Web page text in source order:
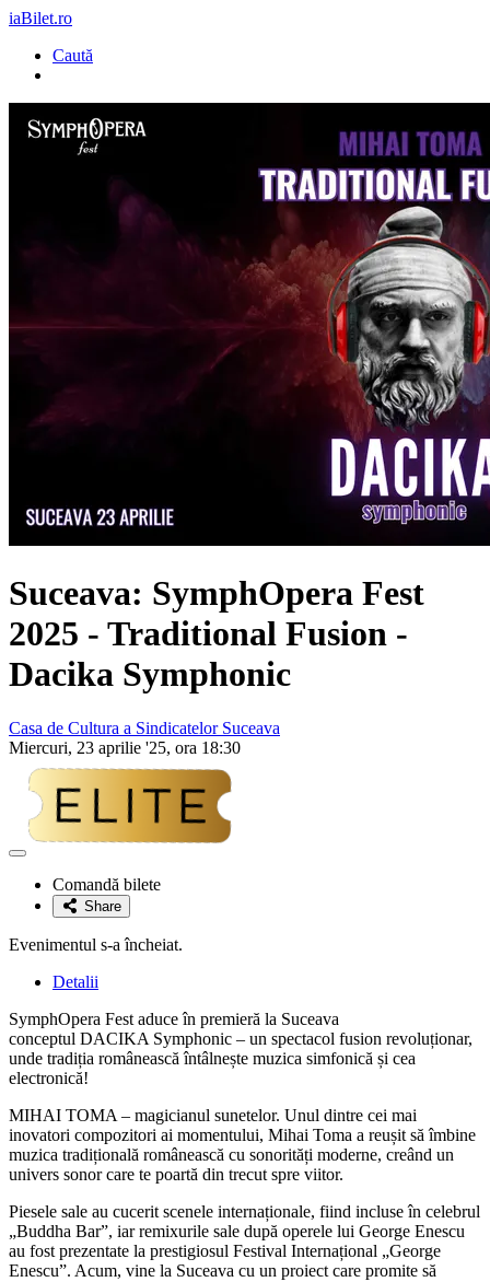
iaBilet.ro
Caută
Suceava: SymphOpera Fest
2025 - Traditional Fusion -
Dacika Symphonic
Casa de Cultura a Sindicatelor Suceava
Miercuri, 23 aprilie '25, ora 18:30
Adaugă
favoriteComandă bilete
Share
Evenimentul s-a încheiat.
Detalii
SymphOpera Fest aduce în premieră la Suceava
conceptul DACIKA Symphonic – un spectacol fusion revoluționar,
unde tradiția românească întâlnește muzica simfonică și cea
electronică!
MIHAI TOMA – magicianul sunetelor. Unul dintre cei mai
inovatori compozitori ai momentului, Mihai Toma a reușit să îmbine
muzica tradițională românească cu sonorități moderne, creând un
univers sonor care te poartă din trecut spre viitor.
Piesele sale au cucerit scenele internaționale, fiind incluse în celebrul
„Buddha Bar”, iar remixurile sale după operele lui George Enescu
au fost prezentate la prestigiosul Festival Internațional „George
Enescu”. Acum, vine la Suceava cu un proiect care promite să